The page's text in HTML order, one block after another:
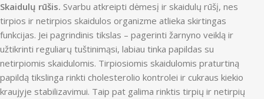
Skaidulų rūšis. Svarbu atkreipti dėmesį ir skaidulų rūšį, nes
tirpios ir netirpios skaidulos organizme atlieka skirtingas
funkcijas. Jei pagrindinis tikslas – pagerinti žarnyno veiklą ir
užtikrinti reguliarų tuštinimąsi, labiau tinka papildas su
netirpiomis skaidulomis. Tirpiosiomis skaidulomis praturtiną
papildą tikslinga rinkti cholesterolio kontrolei ir cukraus kiekio
kraujyje stabilizavimui. Taip pat galima rinktis tirpių ir netirpių